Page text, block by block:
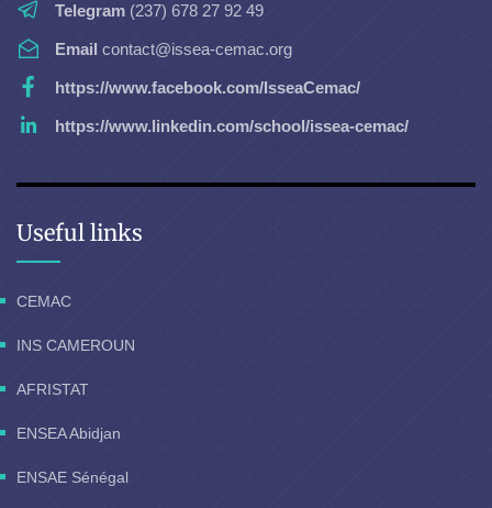
Telegram (237) 678 27 92 49
Email contact@issea-cemac.org
https://www.facebook.com/IsseaCemac/
https://www.linkedin.com/school/issea-cemac/
Useful links
CEMAC
INS CAMEROUN
AFRISTAT
ENSEA Abidjan
ENSAE Sénégal